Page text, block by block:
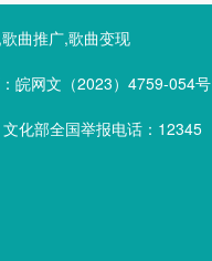
曲推广,歌曲变现
皖网文（2023）4759-054号
文化部全国举报电话：12345